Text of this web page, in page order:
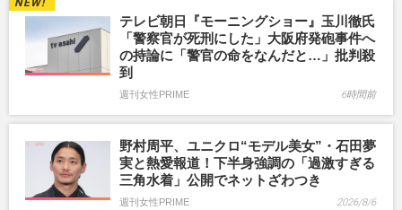
テレビ朝日『モーニングショー』玉川徹氏
「警察官が死刑にした」大阪府発砲事件へ
の持論に「警官の命をなんだと…」批判殺
到
週刊女性PRIME 6時間前
野村周平、ユニクロ“モデル美女”・石田夢
実と熱愛報道！下半身強調の「過激すぎる
三角水着」公開でネットざわつき
週刊女性PRIME 2026/8/6